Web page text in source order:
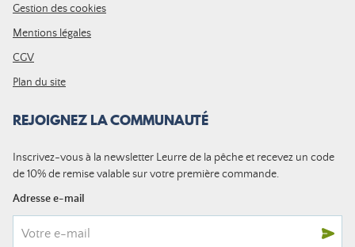
Gestion des cookies
Mentions légales
CGV
Plan du site
REJOIGNEZ LA COMMUNAUTÉ
Inscrivez-vous à la newsletter Leurre de la pêche et recevez un code
de 10% de remise valable sur votre première commande.
Adresse e-mail